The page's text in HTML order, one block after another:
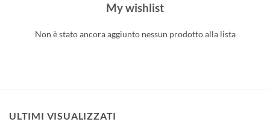
My wishlist
Non è stato ancora aggiunto nessun prodotto alla lista
ULTIMI VISUALIZZATI